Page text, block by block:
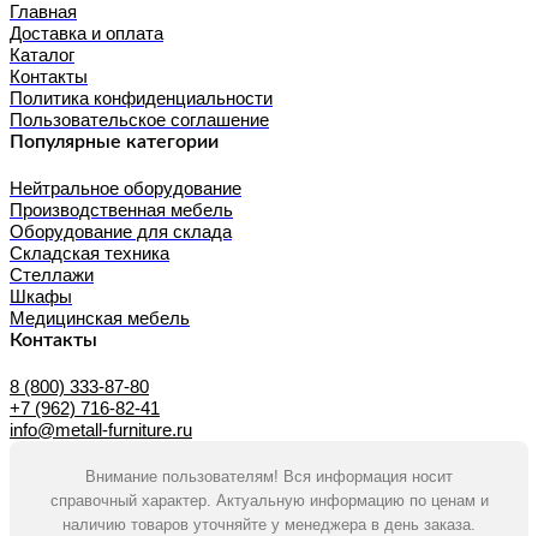
Главная
Доставка и оплата
Каталог
Контакты
Политика конфиденциальности
Пользовательское соглашение
Популярные категории
Нейтральное оборудование
Производственная мебель
Оборудование для склада
Складская техника
Стеллажи
Шкафы
Медицинская мебель
Контакты
8 (800) 333-87-80
+7 (962) 716-82-41
info@metall-furniture.ru
Внимание пользователям! Вся информация носит
справочный характер. Актуальную информацию по ценам и
наличию товаров уточняйте у менеджера в день заказа.